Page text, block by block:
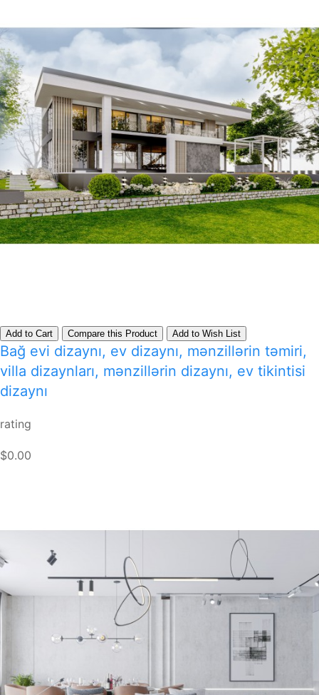
Add to Cart Compare this Product Add to Wish List
Bağ evi dizaynı, ev dizaynı, mənzillərin təmiri,
villa dizaynları, mənzillərin dizaynı, ev tikintisi
dizaynı
rating
$0.00